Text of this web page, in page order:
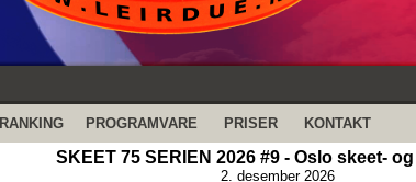
RANKING PROGRAMVARE PRISER KONTAKT
SKEET 75 SERIEN 2026 #9 - Oslo skeet-
2. desember 2026